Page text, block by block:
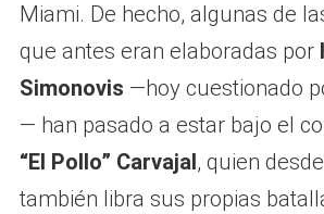
Miami. De hecho, algunas de
que antes eran elaboradas por
Simonovis —hoy cuestionado
— han pasado a estar bajo el
“El Pollo” Carvajal, quien
también libra sus propias